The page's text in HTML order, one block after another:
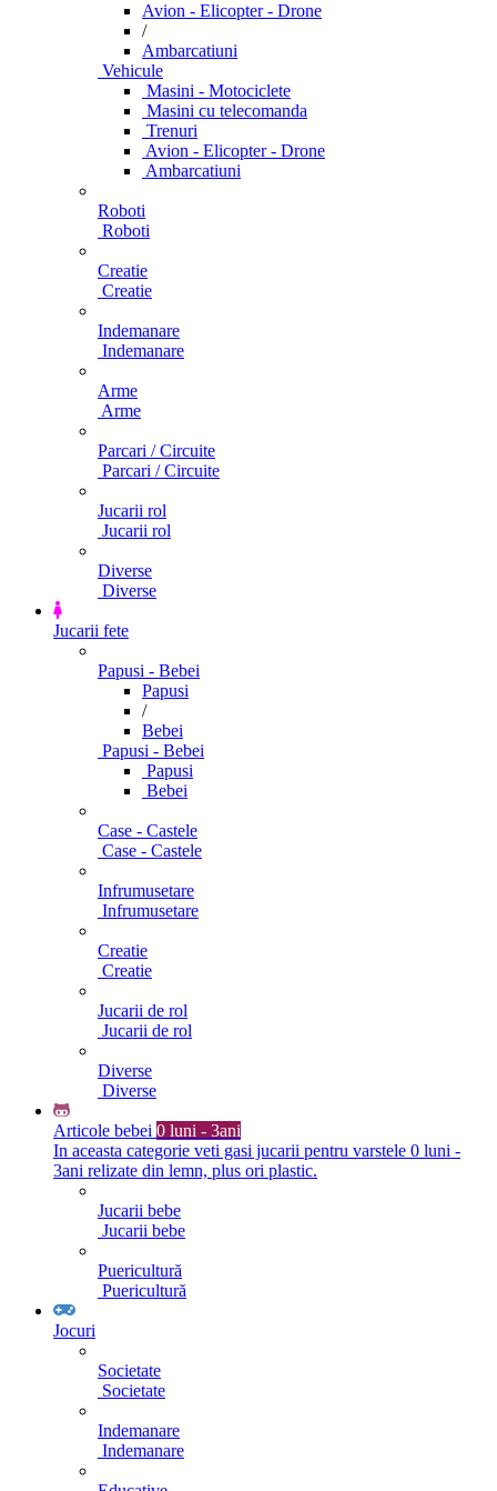
Avion - Elicopter - Drone
/
Ambarcatiuni
Vehicule
Masini - Motociclete
Masini cu telecomanda
Trenuri
Avion - Elicopter - Drone
Ambarcatiuni
Roboti
Roboti
Creatie
Creatie
Indemanare
Indemanare
Arme
Arme
Parcari / Circuite
Parcari / Circuite
Jucarii rol
Jucarii rol
Diverse
Diverse
Jucarii fete
Papusi - Bebei
Papusi
/
Bebei
Papusi - Bebei
Papusi
Bebei
Case - Castele
Case - Castele
Infrumusetare
Infrumusetare
Creatie
Creatie
Jucarii de rol
Jucarii de rol
Diverse
Diverse
Articole bebei 0 luni - 3ani
In aceasta categorie veti gasi jucarii pentru varstele 0 luni -
3ani relizate din lemn, plus ori plastic.
Jucarii bebe
Jucarii bebe
Puericultură
Puericultură
Jocuri
Societate
Societate
Indemanare
Indemanare